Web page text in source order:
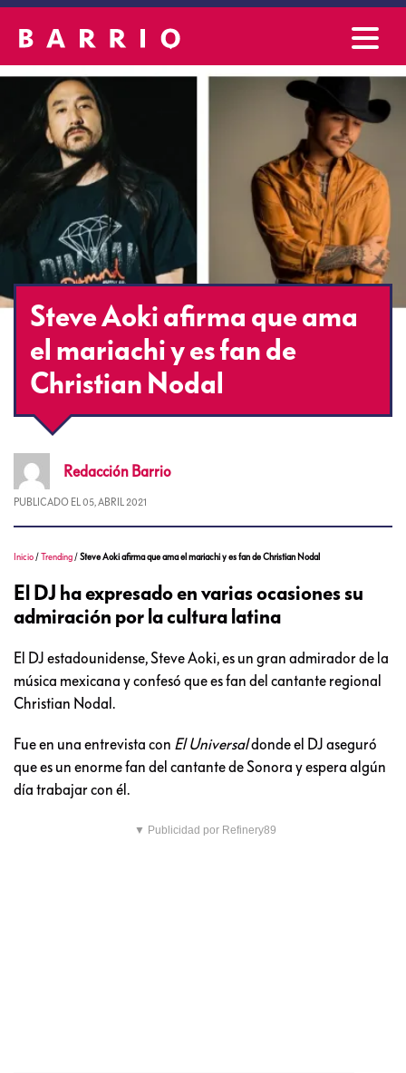
Steve Aoki afirma que ama
el mariachi y es fan de
Christian Nodal
Redacción Barrio
PUBLICADO EL 05, ABRIL 2021
Inicio /Trending /Steve Aoki afirma que ama el mariachi y es fan de Christian Nodal
El DJ ha expresado en varias ocasiones su
admiración por la cultura latina
El DJ estadounidense, Steve Aoki, es un gran admirador de la
música mexicana y confesó que es fan del cantante regional
Christian Nodal.
Fue en una entrevista con El Universaldonde el DJ aseguró
que es un enorme fan del cantante de Sonora y espera algún
día trabajar con él.
▼ Publicidad por Refinery89